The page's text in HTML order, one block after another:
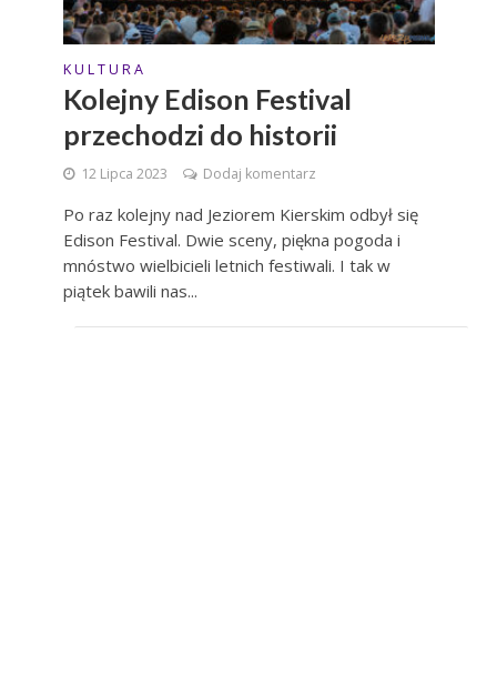
K U L T U R A
Kolejny Edison Festival
przechodzi do historii
12 Lipca 2023 Dodaj komentarz
Po raz kolejny nad Jeziorem Kierskim odbył się
Edison Festival. Dwie sceny, piękna pogoda i
mnóstwo wielbicieli letnich festiwali. I tak w
piątek bawili nas...